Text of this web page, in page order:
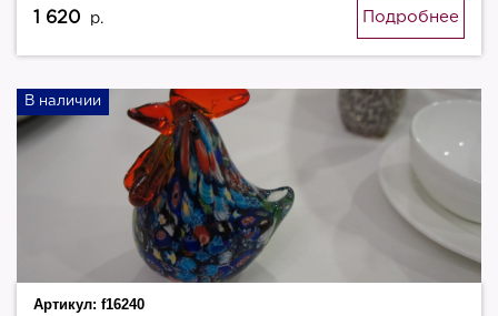
1 620 р. Подробнее
В наличии
Артикул: f16240